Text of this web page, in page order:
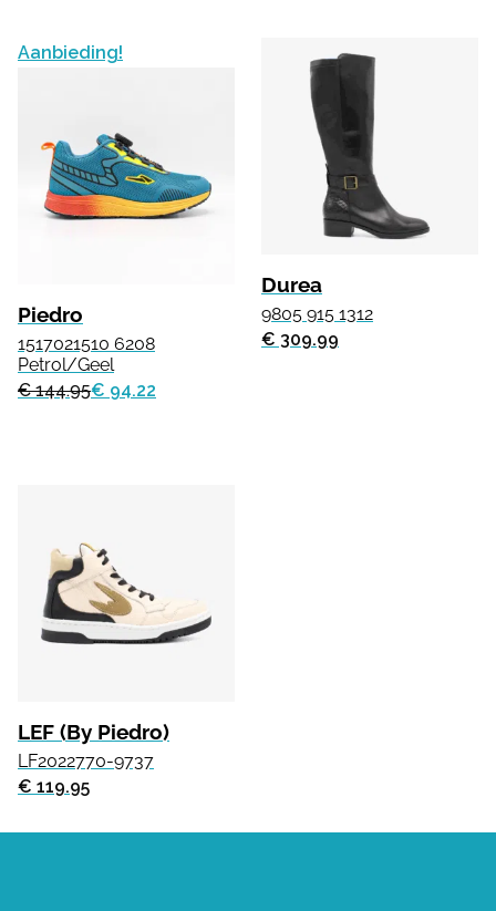
Aanbieding!
Piedro
1517021510 6208
Petrol/Geel
€ 144.95€ 94.22
Durea
9805 915 1312
€ 309.99
LEF (By Piedro)
LF2022770-9737
€ 119.95